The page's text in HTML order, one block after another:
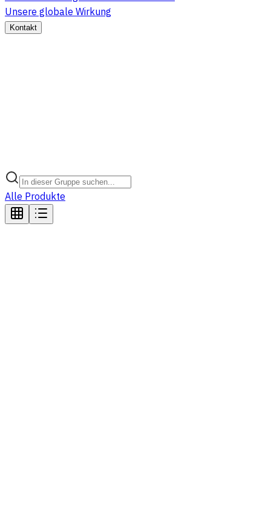
Unsere globale Wirkung
Kontakt
Alle Produkte